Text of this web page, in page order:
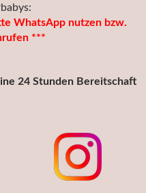
WhatsApp nutzen bzw.
***
24 Stunden Bereitschaft